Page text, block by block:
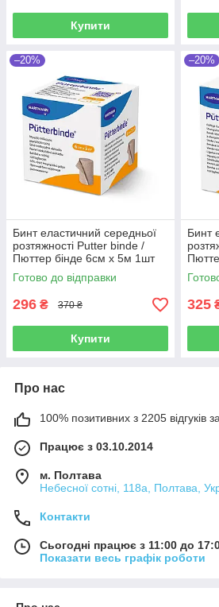
Купити
–20%
Бинт еластичний середньої
розтяжності Putter binde /
Пюттер бінде 6см х 5м 1шт
компресійний
Готово до відправки
296 ₴ 370 ₴
Купити
–20%
Бинт
325
Про нас
100% позитивних з 2205 відгуків
Працює з 03.10.2014
м. Полтава
Небесної сотні, 118а, Полтава,
Контакти
Сьогодні працює з 11:00 до
Показати весь графік роботи